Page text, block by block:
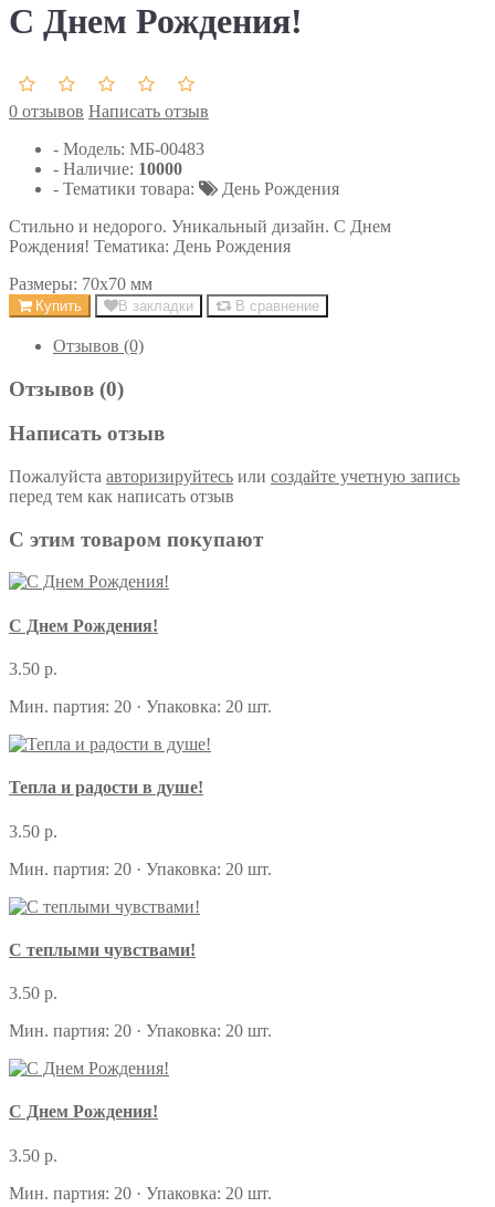
С Днем Рождения!
0 отзывов Написать отзыв
- Модель: МБ-00483
- Наличие: 10000
- Тематики товара:
День Рождения
Стильно и недорого. Уникальный дизайн. С Днем
Рождения! Тематика: День Рождения
Размеры: 70х70 мм
Купить В закладки В сравнение
Отзывов (0)
Отзывов (0)
Написать отзыв
Пожалуйста авторизируйтесь или создайте учетную запись
перед тем как написать отзыв
С этим товаром покупают
С Днем Рождения!
3.50 р.
Мин. партия: 20 · Упаковка: 20 шт.
Тепла и радости в душе!
3.50 р.
Мин. партия: 20 · Упаковка: 20 шт.
С теплыми чувствами!
3.50 р.
Мин. партия: 20 · Упаковка: 20 шт.
С Днем Рождения!
3.50 р.
Мин. партия: 20 · Упаковка: 20 шт.